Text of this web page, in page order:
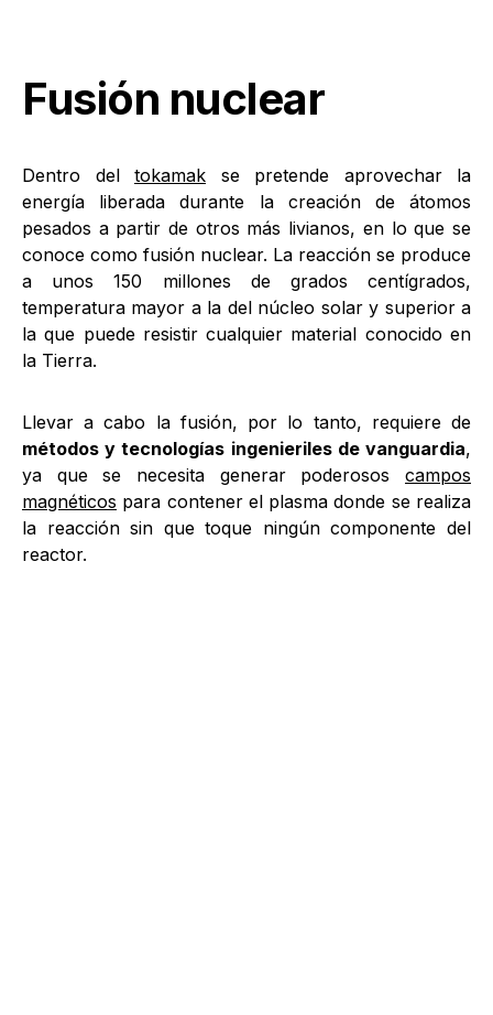
Fusión nuclear
Dentro del tokamak se pretende aprovechar la
energía liberada durante la creación de átomos
pesados a partir de otros más livianos, en lo que se
conoce como fusión nuclear. La reacción se produce
a unos 150 millones de grados centígrados,
temperatura mayor a la del núcleo solar y superior a
la que puede resistir cualquier material conocido en
la Tierra.
Llevar a cabo la fusión, por lo tanto, requiere de
métodos y tecnologías ingenieriles de vanguardia,
ya que se necesita generar poderosos campos
magnéticos para contener el plasma donde se realiza
la reacción sin que toque ningún componente del
reactor.